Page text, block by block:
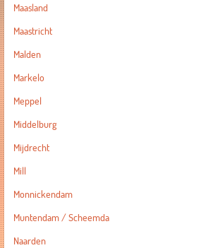
Maasland
Maastricht
Malden
Markelo
Meppel
Middelburg
Mijdrecht
Mill
Monnickendam
Muntendam / Scheemda
Naarden